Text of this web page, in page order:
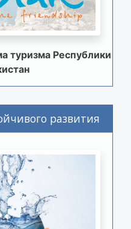
туризма Республики
развития